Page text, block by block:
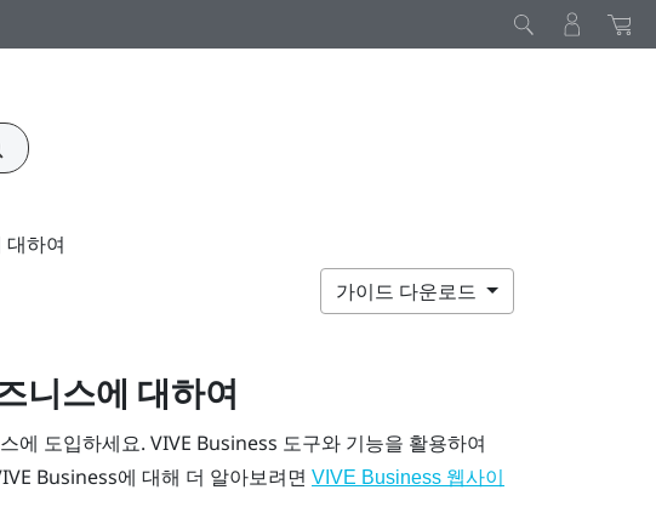
대하여
가이드 다운로드
니스에 대하여
에 도입하세요. VIVE Business 도구와 기능을 활용하여
Business에 대해 더 알아보려면 VIVE Business웹사이